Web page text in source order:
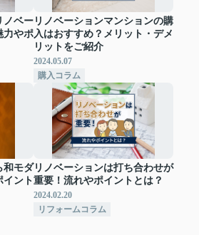
ノベー
力やポ
リノベーションマンションの購
入はおすすめ？メリット・デメ
リットをご紹介
2024.05.07
購入コラム
和モダ
イント
リノベーションは打ち合わせが
重要！流れやポイントとは？
2024.02.20
リフォームコラム